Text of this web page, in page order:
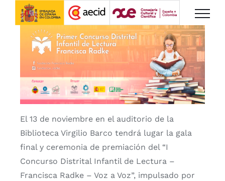
Saltar
contenido
El 13 de noviembre en el auditorio de la
Biblioteca Virgilio Barco tendrá lugar la gala
final y ceremonia de premiación del “I
Concurso Distrital Infantil de Lectura –
Francisca Radke – Voz a Voz”, impulsado por